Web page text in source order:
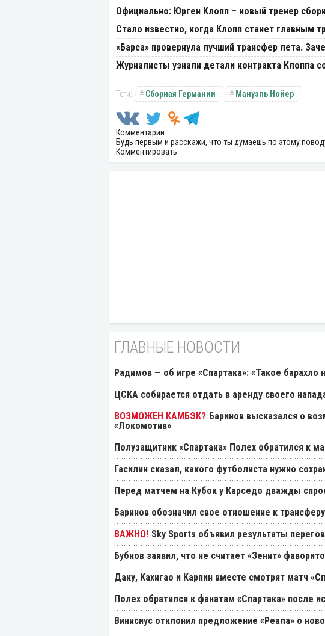
Официально: Юрген Клопп – новый тренер
Стало известно, когда Клопп станет главным
«Барса» провернула лучший трансфер лета.
Журналисты узнали детали контракта Клоппа
Сборная Германии Мануэль Нойер
Комментарии
Будь первым и расскажи, что ты думаешь по этому
Комментировать
ГЛАВНЫЕ НОВОСТИ
Радимов — об игре «Спартака»: «Такое барахло
ЦСКА собирается отдать в аренду своего
Баринов высказался о
«Локомотив»
Полузащитник «Спартака» Полех обратился к
Гасилин сказал, какого футболиста нужно
Перед матчем на Кубок у Карседо дважды
Баринов обозначил свое отношение к
Sky Sports объявил результаты
Бубнов заявил, что не считает «Зенит»
Даку, Кахигао и Карпин вместе смотрят матч
Полех обратился к фанатам «Спартака» после
Винисиус отклонил предложение «Реала» о